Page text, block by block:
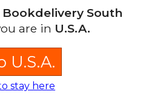
0% (0)
0% (0)
0% (0)
Bookdelivery South
are in U.S.A.
U.S.A.
stay here